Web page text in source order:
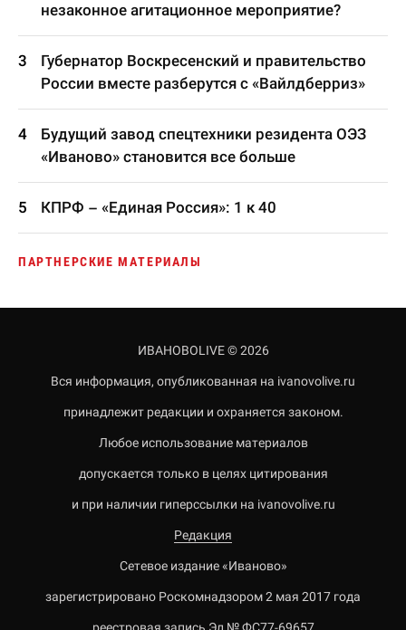
незаконное агитационное мероприятие?
Губернатор Воскресенский и правительство
России вместе разберутся с «Вайлдберриз»
Будущий завод спецтехники резидента ОЭЗ
«Иваново» становится все больше
КПРФ – «Единая Россия»: 1 к 40
ПАРТНЕРСКИЕ МАТЕРИАЛЫ
ИВАНОВОLIVE © 2026
Вся информация, опубликованная на ivanovolive.ru
принадлежит редакции и охраняется законом.
Любое использование материалов
допускается только в целях цитирования
и при наличии гиперссылки на ivanovolive.ru
Редакция
Сетевое издание «Иваново»
зарегистрировано Роскомнадзором 2 мая 2017 года